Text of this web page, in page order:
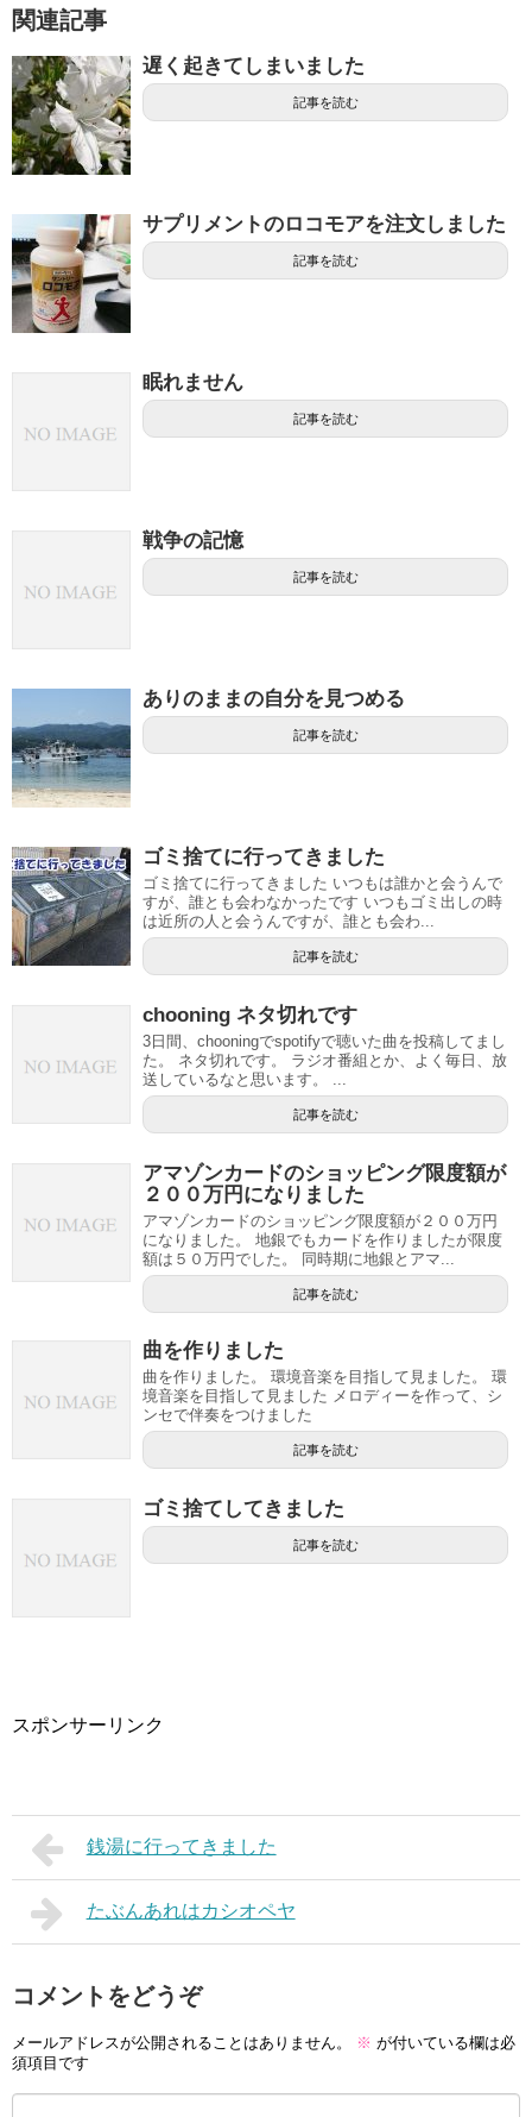
関連記事
遅く起きてしまいました
記事を読む
サプリメントのロコモアを注文しました
記事を読む
眠れません
記事を読む
戦争の記憶
記事を読む
ありのままの自分を見つめる
記事を読む
ゴミ捨てに行ってきました
ゴミ捨てに行ってきました いつもは誰かと会うんで
すが、誰とも会わなかったです いつもゴミ出しの時
は近所の人と会うんですが、誰とも会わ...
記事を読む
chooning ネタ切れです
3日間、chooningでspotifyで聴いた曲を投稿してまし
た。 ネタ切れです。 ラジオ番組とか、よく毎日、放
送しているなと思います。 ...
記事を読む
アマゾンカードのショッピング限度額が
２００万円になりました
アマゾンカードのショッピング限度額が２００万円
になりました。 地銀でもカードを作りましたが限度
額は５０万円でした。 同時期に地銀とアマ...
記事を読む
曲を作りました
曲を作りました。 環境音楽を目指して見ました。 環
境音楽を目指して見ました メロディーを作って、シ
ンセで伴奏をつけました
記事を読む
ゴミ捨てしてきました
記事を読む
スポンサーリンク
銭湯に行ってきました
たぶんあれはカシオペヤ
コメントをどうぞ
メールアドレスが公開されることはありません。 ※ が付いている欄は必
須項目です